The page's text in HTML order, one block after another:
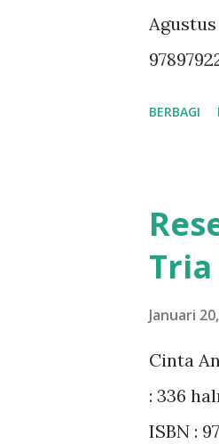
BERBAGI
Januari
Cinta
: 336
ISBN :